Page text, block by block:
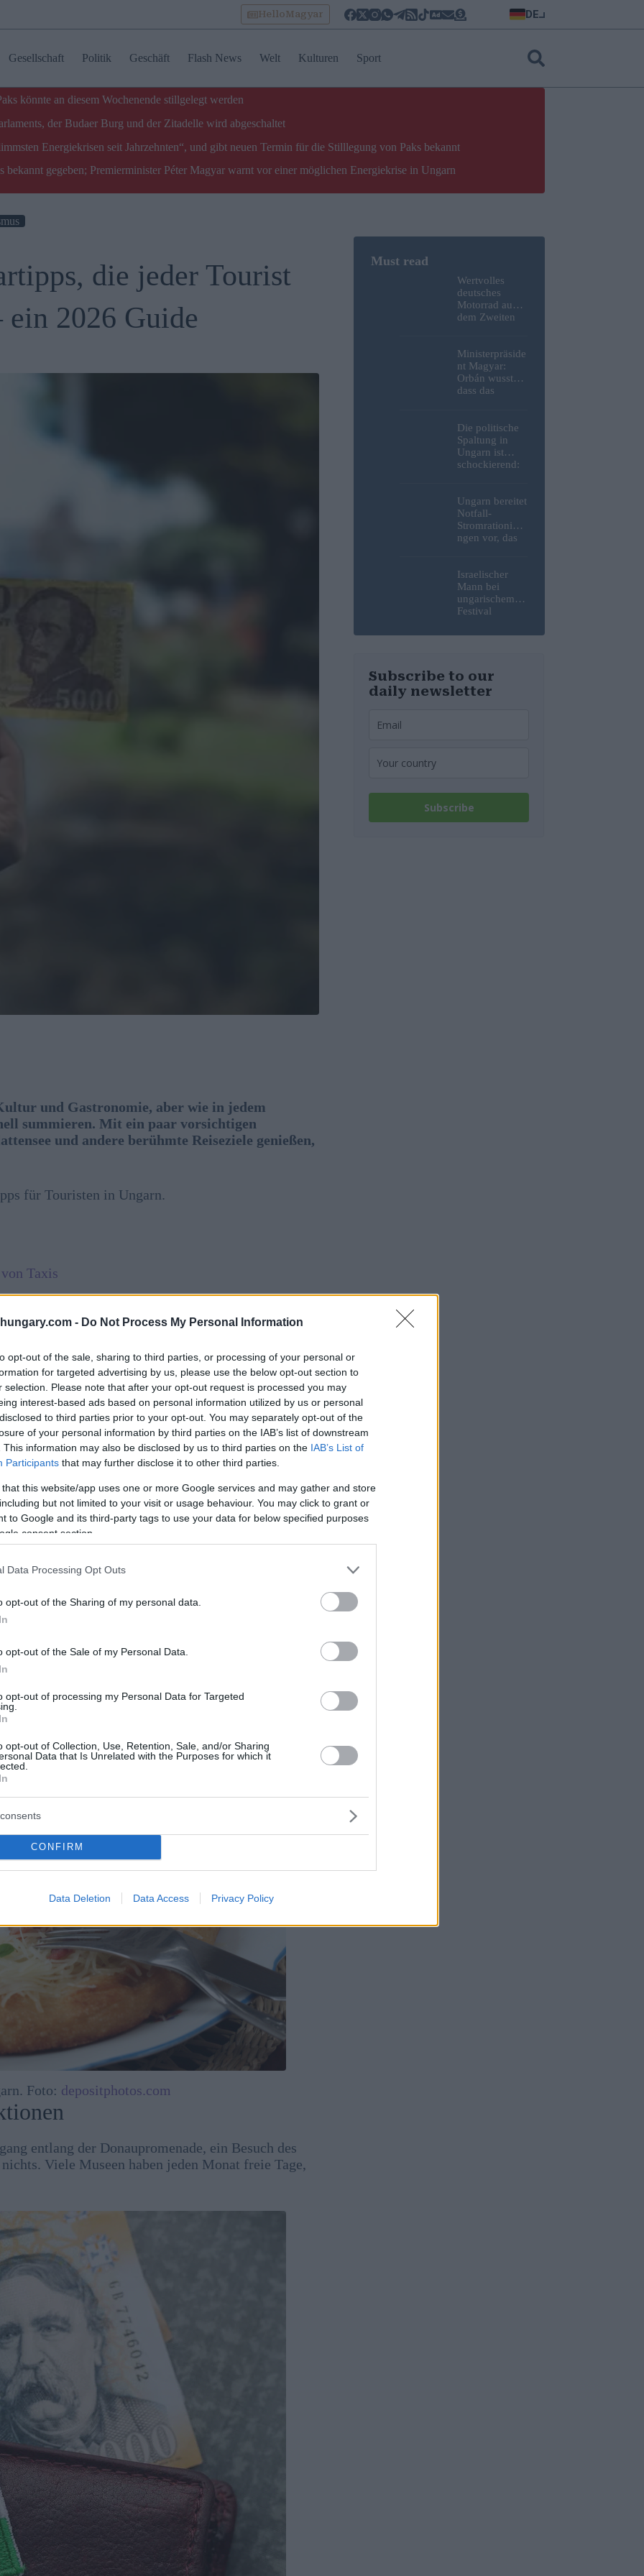
- Do Not Process My Personal Information
opt-out of the sale, sharing to third parties, or processing of your personal or
for targeted advertising by us, please use the below opt-out section to
selection. Please note that after your opt-out request is processed you may
interest-based ads based on personal information utilized by us or personal
to third parties prior to your opt-out. You may separately opt-out of the
of your personal information by third parties on the IAB’s list of downstream
This information may also be disclosed by us to third parties on the IAB’s List of
Participants that may further disclose it to other third parties.
that this website/app uses one or more Google services and may gather and store
but not limited to your visit or usage behaviour. You may click to grant or
to Google and its third-party tags to use your data for below specified purposes
consent section.
Data Processing Opt Outs
opt-out of the Sharing of my personal data.
opt-out of the Sale of my Personal Data.
opt-out of processing my Personal Data for Targeted
opt-out of Collection, Use, Retention, Sale, and/or Sharing
Data that Is Unrelated with the Purposes for which it
CONFIRM
Data Deletion Data Access Privacy Policy
HelloMagyar DE
Gesellschaft Politik Geschäft Flash News Welt Kulturen Sport
könnte an diesem Wochenende stillgelegt werden
der Budaer Burg und der Zitadelle wird abgeschaltet
Energiekrisen seit Jahrzehnten“, und gibt neuen Termin für die Stilllegung von Paks bekannt
gegeben; Premierminister Péter Magyar warnt vor einer möglichen Energiekrise in Ungarn
die jeder Tourist
2026 Guide
und Gastronomie, aber wie in jedem
summieren. Mit ein paar vorsichtigen
und andere berühmte Reiseziele genießen,
für Touristen in Ungarn.
Taxis
statt Taxis
einschließlich U-Bahn, Straßenbahn
ist viel billiger als Taxifahrten und ermöglicht
U-Bahn. Eine 24-Stunden-Karte für Budapest ist
der Regel teurer. Wenn Sie sich in Seitenstraßen
Sie oft authentische ungarische Gerichte zu
ebenfalls eine günstige Möglichkeit, die lokale
Foto: depositphotos.com
entlang der Donaupromenade, ein Besuch des
Viele Museen haben jeden Monat freie Tage,
Wertvolles
deutsches
Motorrad aus
dem Zweiten
Überreste und
Sprengstoff aus
der Donau in
Budapest
Ministerpräside
nt Magyar:
Orbán wusste,
dass das
kurz vor dem
Zusammenbruc
h stand, hat
jedoch nichts
Die politische
Spaltung in
Ungarn ist
schockierend:
und
Energiekrise
geben wir uns
weiterhin
Ungarn bereitet
Notfall-
Stromrationieru
ngen vor, das
diesem
Wochenende
stillgelegt
werden
Israelischer
Mann bei
ungarischem
Festival
n
Subscribe to our
daily newsletter
Subscribe